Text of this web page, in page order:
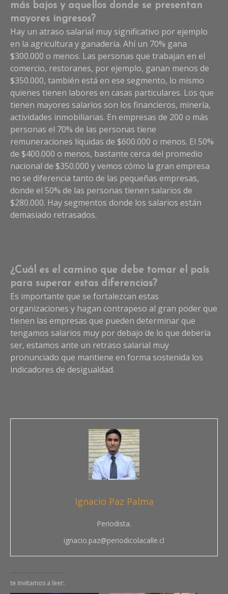
más bajos y aquellos donde se presentan
mayores ingresos?
Hay un atraso salarial muy significativo por ejemplo
en la agricultura y ganadería. Ahí un 70% gana
$300.000 o menos. Las personas que trabajan en el
comercio, restoranes, por ejemplo, ganan menos de
$350.000, también está en ese segmento, lo mismo
quienes tienen labores en casas particulares. Los que
tienen mayores salarios son los financieros, minería,
actividades inmobiliarias. En empresas de 200 o más
personas el 70% de las personas tiene
remuneraciones líquidas de $600.000 o menos. El 50%
de $400.000 o menos, bastante cerca del promedio
nacional de $350.000 y vemos cómo la gran empresa
no se diferencia tanto de las pequeñas empresas,
donde el 50% de las personas tienen salarios de
$280.000. Hay segmentos donde los salarios están
demasiado retrasados.
¿Cuál es el camino que debe tomar el país
para superar estas diferencias?
Es importante que se fortalezcan estas
organizaciones y hagan contrapeso al gran poder que
tienen las empresas que pueden determinar que
tengamos salarios muy por debajo de lo que debería
ser, estamos ante un retraso salarial muy
pronunciado que mantiene en forma sostenida los
indicadores de desigualdad.
Ignacio Paz Palma
Periodista.
ignacio.paz@periodicolacalle.cl
te invitamos a leer: